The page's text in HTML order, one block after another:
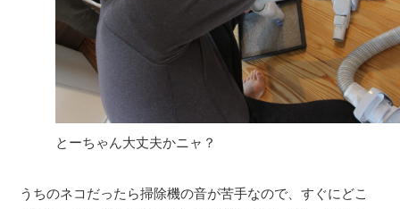
とーちゃん大丈夫かニャ？
うちのネコだったら掃除機の音が苦手なので、すぐにどこ